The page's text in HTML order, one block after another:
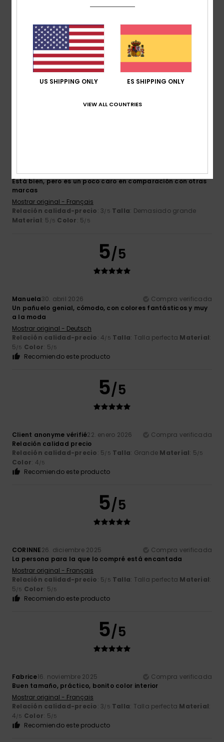
4. junio 2026
Compra verificada
Está muy bien, pero le vendría bien una limpieza al salir de
fábrica.
Mostrar original - Français
Relación calidad-precio: 4 Talla: GrandeMaterial: 5
/5
Matthieu12. mayo 2026
Compra verificada
Está bien, pero es un poco caro en comparación con otras
marcas
Mostrar original - Français
Relación calidad-precio: 3/5 Talla: Demasiado grande
Material: 5 /5 Color: 5/5
5/5
Manuela30. abril 2026
Compra verificada
Un pañuelo genial, cómodo, con colores fantásticos y muy
a la moda
Mostrar original - Deutsch
Relación calidad-precio: 4/5 Talla: Talla perfecta Material:
5/5 Color: 5/5
Recomiendo este producto
5/5
Client anonyme vérifié22. enero 2026
Compra verificada
Relación calidad precio
Relación calidad-precio: 5/5 Talla: Grande Material: 5/5
Color: 4/5
Recomiendo este producto
5/5
CORINNE26. diciembre 2025
Compra verificada
La persona para la que lo compré está encantada
Mostrar original - Français
Relación calidad-precio: 5/5 Talla: Talla perfecta Material:
5/5 Color: 5/5
Recomiendo este producto
5/5
Fabrice16. noviembre 2025
Compra verificada
Buen tamaño, práctico, bonito color interior
Mostrar original - Français
Relación calidad-precio: 3/5 Talla: Talla perfecta Material:
4/5 Color: 5/5
Recomiendo este producto
US SHIPPING ONLY ES SHIPPING ONLY
VIEW ALL COUNTRIES